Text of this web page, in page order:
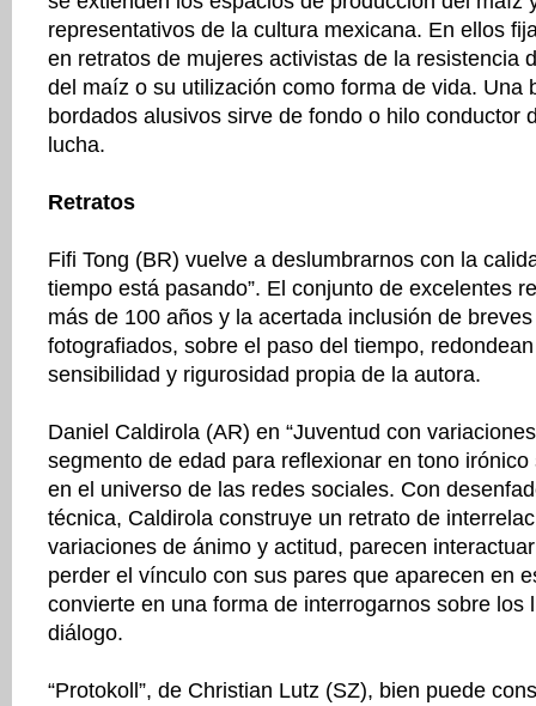
representativos de la cultura mexicana. En ellos
en retratos de mujeres activistas de la resistencia
del maíz o su utilización como forma de vida. Una
bordados alusivos sirve de fondo o hilo conductor
lucha.
Retratos
Fifi Tong (BR) vuelve a deslumbrarnos con la
tiempo está pasando”. El conjunto de excelentes
más de 100 años y la acertada inclusión de
fotografiados, sobre el paso del tiempo,
sensibilidad y rigurosidad propia de la autora.
Daniel Caldirola (AR) en “Juventud con
segmento de edad para reflexionar en tono
en el universo de las redes sociales. Con
técnica, Caldirola construye un retrato de
variaciones de ánimo y actitud, parecen
perder el vínculo con sus pares que aparecen en
convierte en una forma de interrogarnos sobre los
diálogo.
“Protokoll”, de Christian Lutz (SZ), bien puede